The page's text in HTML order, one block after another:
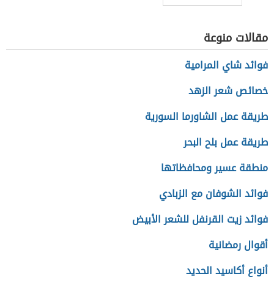
مقالات منوعة
فوائد شاي المرامية
خصائص شعر الزهد
طريقة عمل الشاورما السورية
طريقة عمل بلح البحر
منطقة عسير ومحافظاتها
فوائد الشوفان مع الزبادي
فوائد زيت القرنفل للشعر الأبيض
أقوال رمضانية
أنواع أكاسيد الحديد